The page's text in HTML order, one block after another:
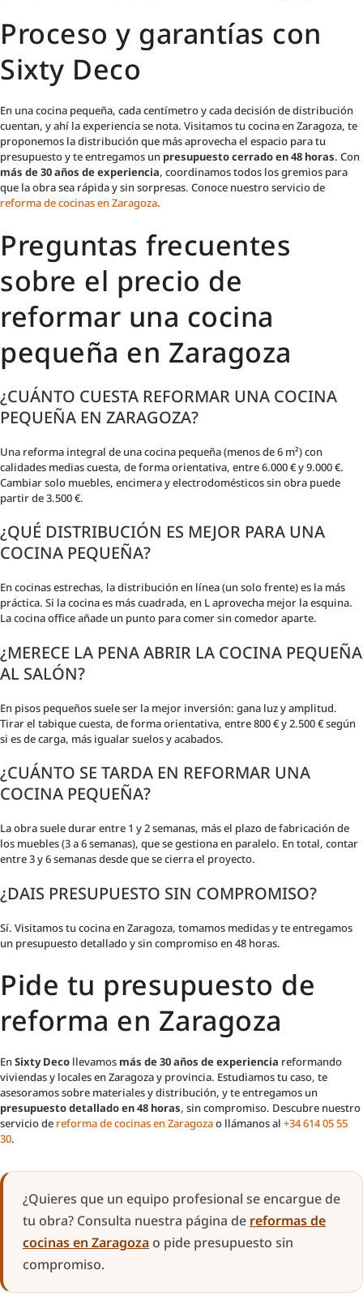
Proceso y garantías con
Sixty Deco
En una cocina pequeña, cada centímetro y cada decisión de distribución
cuentan, y ahí la experiencia se nota. Visitamos tu cocina en Zaragoza, te
proponemos la distribución que más aprovecha el espacio para tu
presupuesto y te entregamos un presupuesto cerrado en 48 horas. Con
más de 30 años de experiencia, coordinamos todos los gremios para
que la obra sea rápida y sin sorpresas. Conoce nuestro servicio de
reforma de cocinas en Zaragoza.
Preguntas frecuentes
sobre el precio de
reformar una cocina
pequeña en Zaragoza
¿CUÁNTO CUESTA REFORMAR UNA COCINA
PEQUEÑA EN ZARAGOZA?
Una reforma integral de una cocina pequeña (menos de 6 m²) con
calidades medias cuesta, de forma orientativa, entre 6.000 € y 9.000 €.
Cambiar solo muebles, encimera y electrodomésticos sin obra puede
partir de 3.500 €.
¿QUÉ DISTRIBUCIÓN ES MEJOR PARA UNA
COCINA PEQUEÑA?
En cocinas estrechas, la distribución en línea (un solo frente) es la más
práctica. Si la cocina es más cuadrada, en L aprovecha mejor la esquina.
La cocina office añade un punto para comer sin comedor aparte.
¿MERECE LA PENA ABRIR LA COCINA PEQUEÑA
AL SALÓN?
En pisos pequeños suele ser la mejor inversión: gana luz y amplitud.
Tirar el tabique cuesta, de forma orientativa, entre 800 € y 2.500 € según
si es de carga, más igualar suelos y acabados.
¿CUÁNTO SE TARDA EN REFORMAR UNA
COCINA PEQUEÑA?
La obra suele durar entre 1 y 2 semanas, más el plazo de fabricación de
los muebles (3 a 6 semanas), que se gestiona en paralelo. En total, contar
entre 3 y 6 semanas desde que se cierra el proyecto.
¿DAIS PRESUPUESTO SIN COMPROMISO?
Sí. Visitamos tu cocina en Zaragoza, tomamos medidas y te entregamos
un presupuesto detallado y sin compromiso en 48 horas.
Pide tu presupuesto de
reforma en Zaragoza
EnSixty Deco llevamos más de 30 años de experiencia reformando
viviendas y locales en Zaragoza y provincia. Estudiamos tu caso, te
asesoramos sobre materiales y distribución, y te entregamos un
presupuesto detallado en 48 horas, sin compromiso. Descubre nuestro
servicio de reforma de cocinas en Zaragozao llámanos al +34 614 05 55
30.
¿Quieres que un equipo profesional se encargue de
tu obra? Consulta nuestra página de reformas de
cocinas en Zaragozao pide presupuesto sin
compromiso.